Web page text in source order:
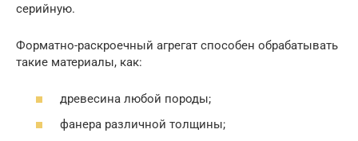
серийную.
Форматно-раскроечный агрегат способен обрабатывать
такие материалы, как:
древесина любой породы;
фанера различной толщины;